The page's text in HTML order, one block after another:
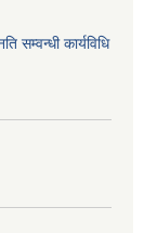
सम्वन्धी कार्यविधि